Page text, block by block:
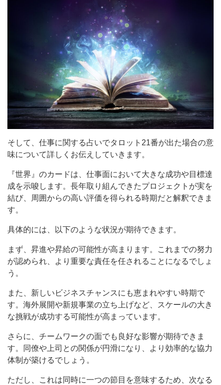
そして、仕事に関する占いでタロット21番が出た場合の意
味について詳しくお伝えしていきます。
『世界』のカードは、仕事面において大きな成功や目標達
成を示唆します。長年取り組んできたプロジェクトが実を
結び、周囲からの高い評価を得られる時期だと解釈できま
す。
具体的には、以下のような状況が期待できます。
まず、昇進や昇給の可能性が高まります。これまでの努力
が認められ、より重要な責任を任されることになるでしょ
う。
また、新しいビジネスチャンスにも恵まれやすい時期で
す。海外展開や新規事業の立ち上げなど、スケールの大き
な挑戦が成功する可能性が高まっています。
さらに、チームワークの面でも良好な影響が期待できま
す。同僚や上司との関係が円滑になり、より効率的な協力
体制が築けるでしょう。
ただし、これは同時に一つの節目を意味するため、次なる